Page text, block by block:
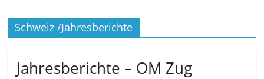
Schweiz /Jahresberichte
Jahresberichte – OM Zug